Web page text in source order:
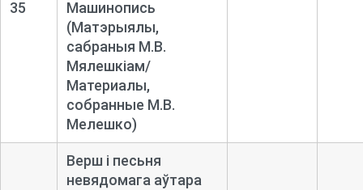
35
Машинопись
(Матэрыялы,
сабраныя М.В.
Мялешкіам/
Материалы,
собранные М.В.
Мелешко)
Верш і песьня
невядомага аўтара